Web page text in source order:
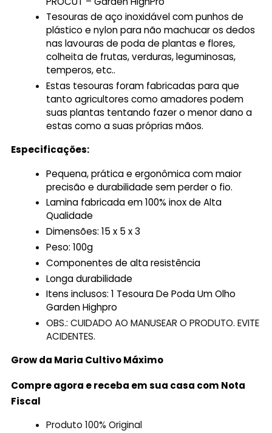
Tesouras de aço inoxidável com punhos de
plástico e nylon para não machucar os dedos
nas lavouras de poda de plantas e flores,
colheita de frutas, verduras, leguminosas,
temperos, etc..
Estas tesouras foram fabricadas para que
tanto agricultores como amadores podem
suas plantas tentando fazer o menor dano a
estas como a suas próprias mãos.
Especificações:
Pequena, prática e ergonômica com maior
precisão e durabilidade sem perder o fio.
Lamina fabricada em 100% inox de Alta
Qualidade
Dimensões: 15 x 5 x 3
Peso: 100g
Componentes de alta resistência
Longa durabilidade
Itens inclusos:1 Tesoura De Poda Um Olho
Garden Highpro
OBS.: CUIDADO AO MANUSEAR O PRODUTO. EVITE
ACIDENTES.
Grow da Maria CultivoMáximo
Compre agora e receba em sua casa com Nota
Fiscal
Produto 100% Original